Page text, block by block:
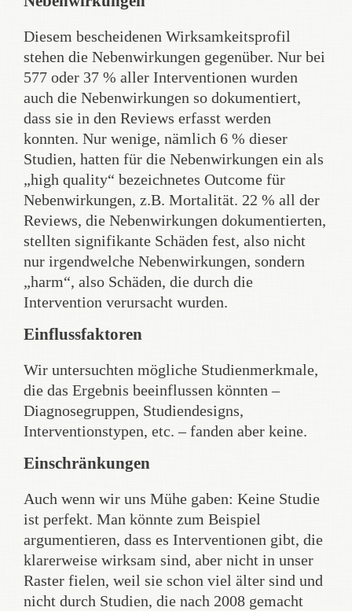
Diesem bescheidenen Wirksamkeitsprofil
stehen die Nebenwirkungen gegenüber. Nur bei
577 oder 37 % aller Interventionen wurden
auch die Nebenwirkungen so dokumentiert,
dass sie in den Reviews erfasst werden
konnten. Nur wenige, nämlich 6 % dieser
Studien, hatten für die Nebenwirkungen ein als
„high quality“ bezeichnetes Outcome für
Nebenwirkungen, z.B. Mortalität. 22 % all der
Reviews, die Nebenwirkungen dokumentierten,
stellten signifikante Schäden fest, also nicht
nur irgendwelche Nebenwirkungen, sondern
„harm“, also Schäden, die durch die
Intervention verursacht wurden.
Einflussfaktoren
Wir untersuchten mögliche Studienmerkmale,
die das Ergebnis beeinflussen könnten –
Diagnosegruppen, Studiendesigns,
Interventionstypen, etc. – fanden aber keine.
Einschränkungen
Auch wenn wir uns Mühe gaben: Keine Studie
ist perfekt. Man könnte zum Beispiel
argumentieren, dass es Interventionen gibt, die
klarerweise wirksam sind, aber nicht in unser
Raster fielen, weil sie schon viel älter sind und
nicht durch Studien, die nach 2008 gemacht